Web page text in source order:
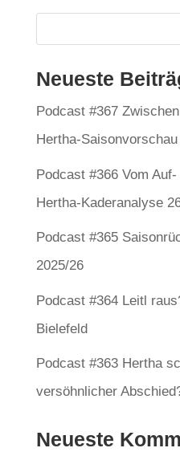
Neueste
Podcast #367
Hertha-Saisonvorschau
Podcast #366 Vom
Hertha-Kaderanalyse
Podcast #365
2025/26
Podcast #364 Leitl
Bielefeld
Podcast #363 Hertha
versöhnlicher
Neueste